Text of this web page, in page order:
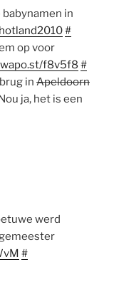
in
#
op voor
f8v5f8 #
in Apeldoorn
ja, het is een
werd
#